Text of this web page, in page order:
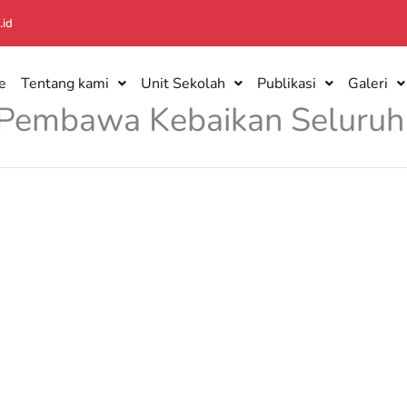
Tentang kami Unit Sekolah Publikasi Galeri
Kebaikan